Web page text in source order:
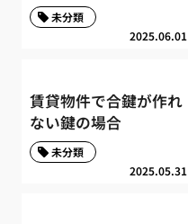
2025.06.01
未分類
賃貸物件で合鍵が作れ
ない鍵の場合
2025.05.31
未分類